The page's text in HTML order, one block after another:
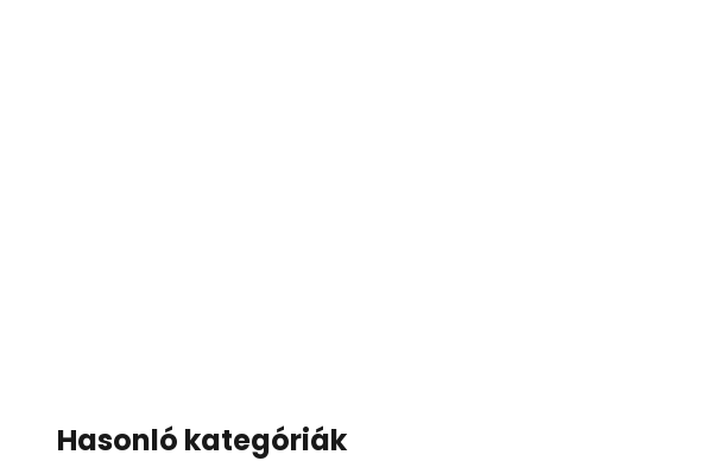
Hasonló kategóriák